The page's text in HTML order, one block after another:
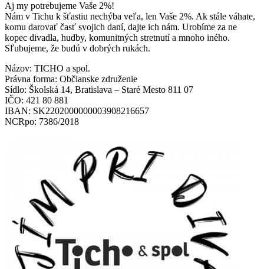
Aj my potrebujeme Vaše 2%!
Nám v Tichu k šťastiu nechýba veľa, len Vaše 2%. Ak stále váhate,
komu darovať časť svojich daní, dajte ich nám. Urobíme za ne
kopec divadla, hudby, komunitných stretnutí a mnoho iného.
Sľubujeme, že budú v dobrých rukách.
Názov: TICHO a spol.
Právna forma: Občianske združenie
Sídlo: Školská 14, Bratislava – Staré Mesto 811 07
IČO: 421 80 881
IBAN: SK2202000000003908216657
NCRpo: 7386/2018